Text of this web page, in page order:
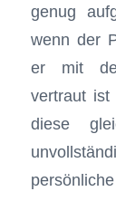
genug
wenn der
er mit
vertraut
diese